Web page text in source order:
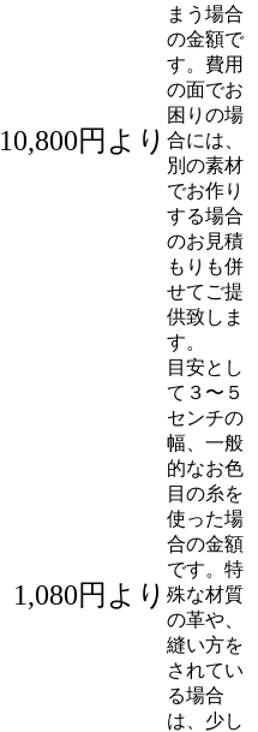
10,800円より
まう場合
の金額で
す。費用
の面でお
困りの場
合には、
別の素材
でお作り
する場合
のお見積
もりも併
せてご提
供致しま
す。
1,080円より
目安とし
て３〜５
センチの
幅、一般
的なお色
目の糸を
使った場
合の金額
です。特
殊な材質
の革や、
縫い方を
されてい
る場合
は、少し